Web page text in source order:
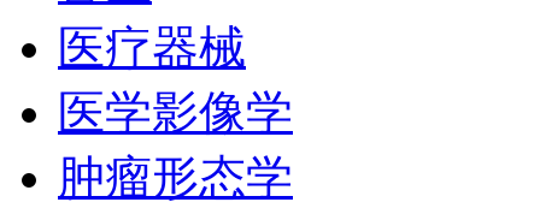
医疗器械
医学影像学
肿瘤形态学